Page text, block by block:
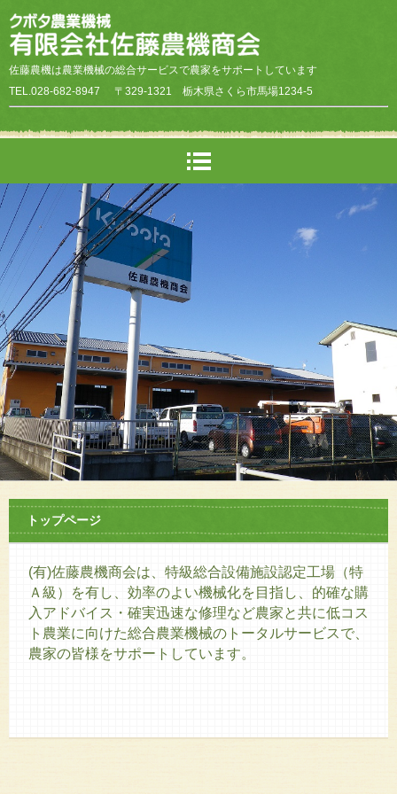
佐藤農機は農業機械の総合サービスで農家をサポートしています
TEL.028-682-8947
〒329-1321 栃木県さくら市馬場1234-5
トップページ
(有)佐藤農機商会は、特級総合設備施設認定工場（特
Ａ級）を有し、効率のよい機械化を目指し、的確な購
入アドバイス・確実迅速な修理など農家と共に低コス
ト農業に向けた総合農業機械のトータルサービスで、
農家の皆様をサポートしています。